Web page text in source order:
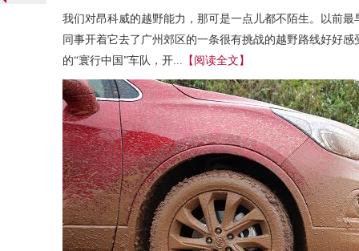
我们对昂科威的越野能力，那可是一点儿都不陌生。以前
同事开着它去了广州郊区的一条很有挑战的越野路线好好
的“寰行中国”车队，开... 【阅读全文】